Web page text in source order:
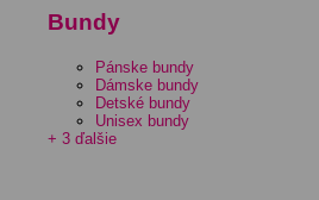
Bundy
Pánske bundy
Dámske bundy
Detské bundy
Unisex bundy
+ 3 ďalšie